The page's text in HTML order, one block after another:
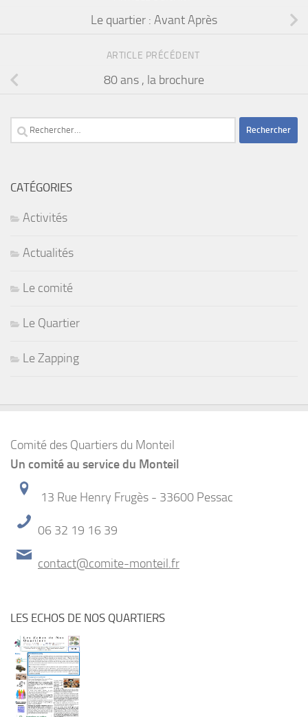
Le quartier : Avant Après
ARTICLE PRÉCÉDENT
80 ans , la brochure
Rechercher :
CATÉGORIES
Activités
Actualités
Le comité
Le Quartier
Le Zapping
Comité des Quartiers du Monteil
Un comité au service du Monteil
13 Rue Henry Frugès - 33600 Pessac
06 32 19 16 39
contact@comite-monteil.fr
LES ECHOS DE NOS QUARTIERS